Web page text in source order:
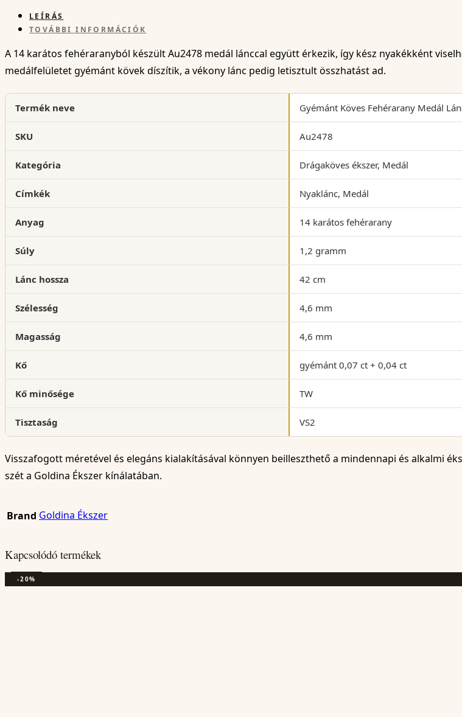
LEÍRÁS
TOVÁBBI INFORMÁCIÓK
A 14 karátos fehéraranyból készült Au2478 medál lánccal együtt érkezik, így kész nyakékként
medálfelületet gyémánt kövek díszítik, a vékony lánc pedig letisztult összhatást ad.
Termék neve Gyémánt Köves Fehérarany Medál
SKU Au2478
Kategória Drágaköves ékszer, Medál
Címkék Nyaklánc, Medál
Anyag 14 karátos fehérarany
Súly 1,2 gramm
Lánc hossza 42 cm
Szélesség 4,6 mm
Magasság 4,6 mm
Kő gyémánt 0,07 ct + 0,04 ct
Kő minősége TW
Tisztaság VS2
Visszafogott méretével és elegáns kialakításával könnyen beilleszthető a mindennapi és alkalmi
szét a Goldina Ékszer kínálatában.
Brand Goldina Ékszer
Kapcsolódó termékek
-20%